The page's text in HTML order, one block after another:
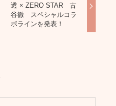
透 × ZERO STAR 古
谷徹 スペシャルコラ
ボラインを発表！